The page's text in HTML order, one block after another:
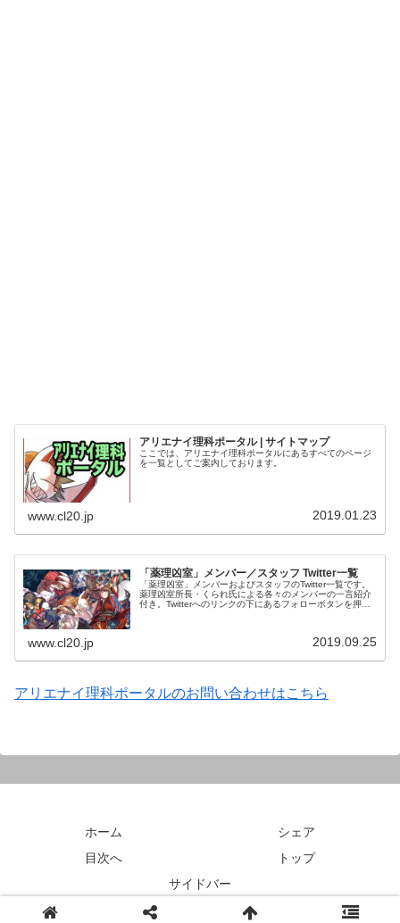
アリエナイ理科ポータル | サイトマップ
ここでは、アリエナイ理科ポータルにあるすべてのページ
を一覧としてご案内しております。
www.cl20.jp 2019.01.23
「薬理凶室」メンバー／スタッフ Twitter一覧
「薬理凶室」メンバーおよびスタッフのTwitter一覧です。
薬理凶室所長・くられ氏による各々のメンバーの一言紹介
付き。Twitterへのリンクの下にあるフォローボタンを押す
www.cl20.jp 2019.09.25
アリエナイ理科ポータルのお問い合わせはこちら
ホーム
シェア
目次へ
トップ
サイドバー
© 2018 アリエナイ理科ポータル.